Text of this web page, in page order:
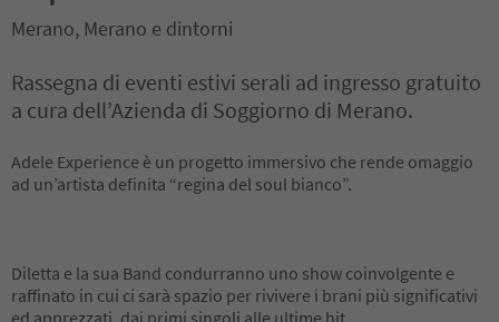
Merano, Merano e dintorni
Rassegna di eventi estivi serali ad ingresso gratuito
a cura dell’Azienda di Soggiorno di Merano.
Adele Experience è un progetto immersivo che rende omaggio
ad un’artista definita “regina del soul bianco”.
Diletta e la sua Band condurranno uno show coinvolgente e
raffinato in cui ci sarà spazio per rivivere i brani più significativi
ed apprezzati, dai primi singoli alle ultime hit.